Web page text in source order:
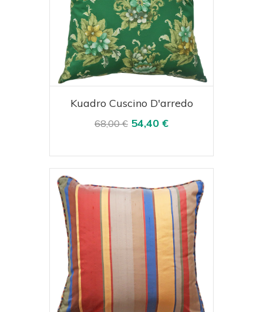
Acquista Visualizza
Kuadro Cuscino D'arredo
68,00 € 54,40 €